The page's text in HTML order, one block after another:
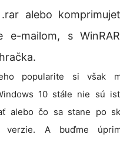
alebo
e-mailom, s
popularite si však
10 stále nie sú
alebo čo sa stane po
verzie. A buďme